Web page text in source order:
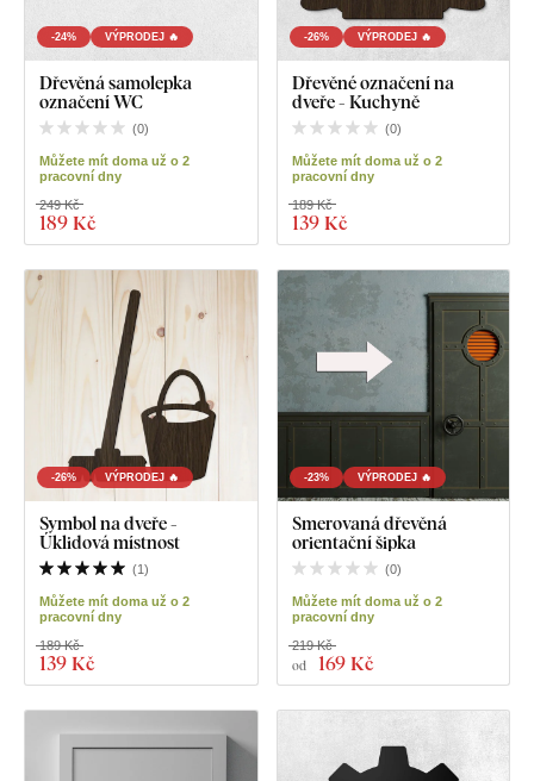
-24% VÝPRODEJ 🔥
Dřevěná samolepka
označení WC
(0)
Můžete mít doma už o 2
pracovní dny
189 Kč
249 Kč
-26% VÝPRODEJ 🔥
Dřevěné označení na
dveře - Kuchyně
(0)
Můžete mít doma už o 2
pracovní dny
139 Kč
189 Kč
-26% VÝPRODEJ 🔥
Symbol na dveře -
Úklidová místnost
(1)
Můžete mít doma už o 2
pracovní dny
139 Kč
189 Kč
-23% VÝPRODEJ 🔥
Smerovaná dřevěná
orientační šipka
(0)
Můžete mít doma už o 2
pracovní dny
od 169 Kč
219 Kč